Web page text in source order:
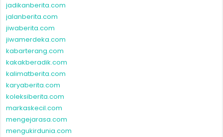
jadikanberita.com
jalanberita.com
jiwaberita.com
jiwamerdeka.com
kabarterang.com
kakakberadik.com
kalimatberita.com
karyaberita.com
koleksiberita.com
markaskecil.com
mengejarasa.com
mengukirdunia.com